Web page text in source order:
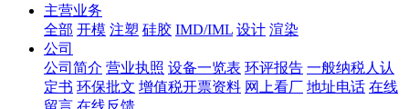
主营业务
全部 开模 注塑 硅胶 IMD/IML 设计 渲染
公司
公司简介 营业执照 设备一览表 环评报告 一般纳税人认
定书 环保批文 增值税开票资料 网上看厂 地址电话 在线
留言 在线反馈